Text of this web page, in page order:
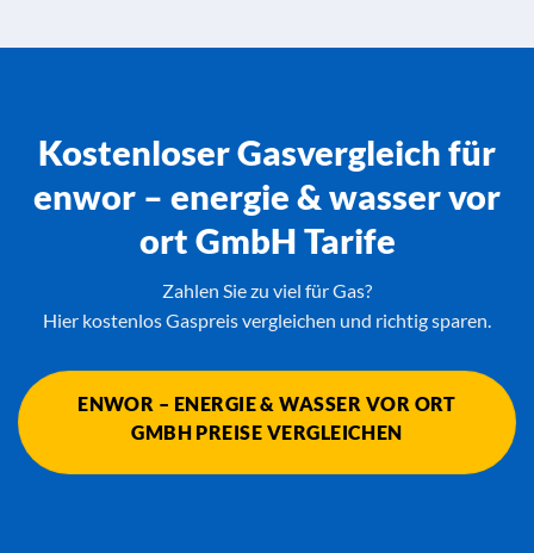
Kostenloser Gasvergleich für
enwor – energie & wasser vor
ort GmbH Tarife
Zahlen Sie zu viel für Gas?
Hier kostenlos Gaspreis vergleichen und richtig sparen.
ENWOR – ENERGIE & WASSER VOR ORT
GMBH PREISE VERGLEICHEN